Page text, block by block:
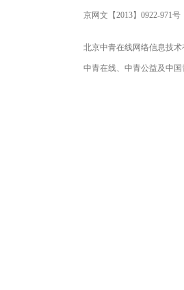
京网文【2013】0922-971号
北京中青在线网络信息技
中青在线、中青公益及中国